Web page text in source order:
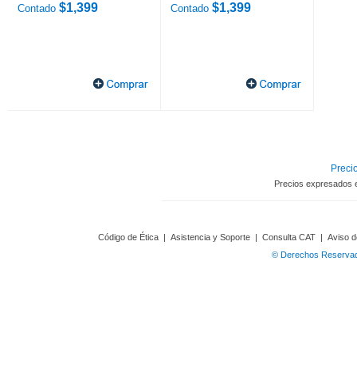
Contado $1,399 Contado $1,399
Precios expresados
Código de Ética | Asistencia y Soporte | Consulta CAT | Aviso
© Derechos